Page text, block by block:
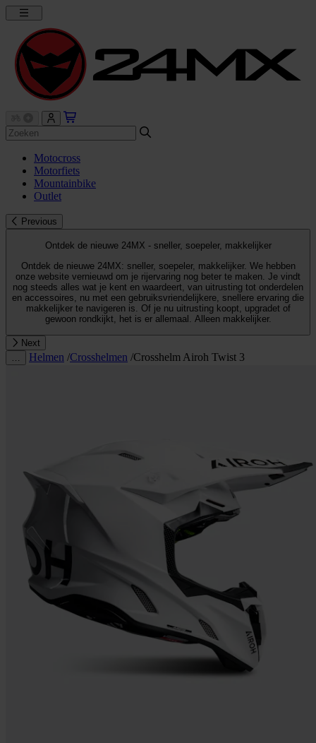
Motocross
Motorfiets
Mountainbike
Outlet
Previous
Ontdek de nieuwe 24MX - sneller, soepeler, makkelijker
Ontdek de nieuwe 24MX: sneller, soepeler, makkelijker. We hebben
onze website vernieuwd om je rijervaring nog beter te maken. Je vindt
nog steeds alles wat je kent en waardeert, van uitrusting tot onderdelen
en accessoires, nu met een gebruiksvriendelijkere, snellere ervaring die
makkelijker te navigeren is. Of je nu uitrusting koopt, upgradet of
gewoon rondkijkt, het is er allemaal. Alleen makkelijker.
Next
Helmen /Crosshelmen /Crosshelm Airoh Twist 3